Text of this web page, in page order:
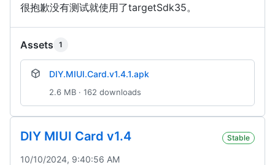
很抱歉没有测试就使用了targetSdk35。
Assets 1
DIY.MIUI.Card.v1.4.1.apk
2.6 MB · 162 downloads
DIY MIUI Card v1.4 Stable
10/10/2024, 9:40:56 AM